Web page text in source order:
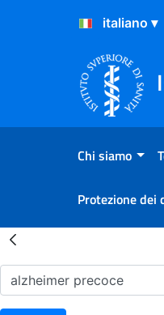
Salta al Contenuto
Salta al Footer
Chi siamo
Protezione dei
Risultati